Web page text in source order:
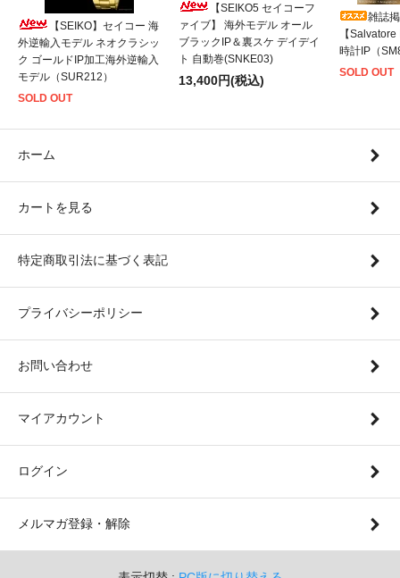
【SEIKO】セイコー 海
外逆輸入モデル ネオクラシッ
ク ゴールドIP加工海外逆輸入
モデル（SUR212）
SOLD OUT
【SEIKO5 セイコーフ
ァイブ】 海外モデル オール
ブラックIP＆裏スケ デイデイ
ト 自動巻(SNKE03)
13,400円(税込)
雑誌
【
時計IP（
SOLD OUT
ホーム
カートを見る
特定商取引法に基づく表記
プライバシーポリシー
お問い合わせ
マイアカウント
ログイン
メルマガ登録・解除